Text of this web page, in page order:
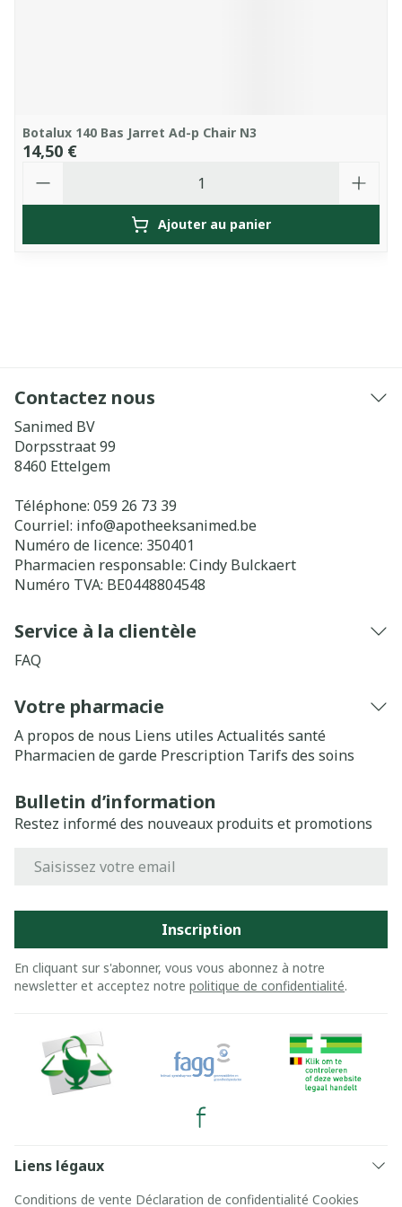
Botalux 140 Bas Jarret Ad-p Chair N3
14,50 €
Ajouter au panier
Contactez nous
Sanimed BV
Dorpsstraat 99
8460 Ettelgem
Téléphone: 059 26 73 39
Courriel: info@apotheeksanimed.be
Numéro de licence: 350401
Pharmacien responsable: Cindy Bulckaert
Numéro TVA: BE0448804548
Service à la clientèle
FAQ
Votre pharmacie
A propos de nous Liens utiles Actualités santé
Pharmacien de garde Prescription Tarifs des soins
Bulletin d’information
Restez informé des nouveaux produits et promotions
Inscription
En cliquant sur s'abonner, vous vous abonnez à notre
newsletter et acceptez notre politique de confidentialité.
Liens légaux
Conditions de vente Déclaration de confidentialité Cookies